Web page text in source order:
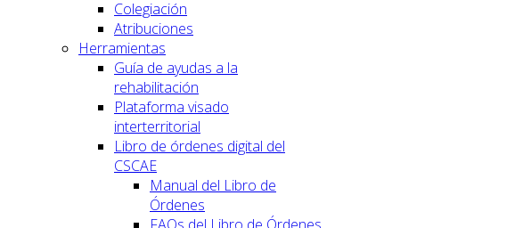
Colegiación
Atribuciones
Herramientas
Guía de ayudas a la
rehabilitación
Plataforma visado
interterritorial
Libro de órdenes digital del
CSCAE
Manual del Libro de
Órdenes